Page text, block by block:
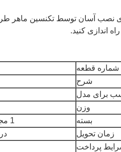
نصب آسان توسط تکنسین ماهر
اندازی کنید.
شماره قطعه
شرح
برای مدل
وزن
بسته
1 مجموعه/جعبه (برای جلوگیری از آسیب، آن را با پنبه فوم پر کنید).
زمان تحویل
در
پرداخت